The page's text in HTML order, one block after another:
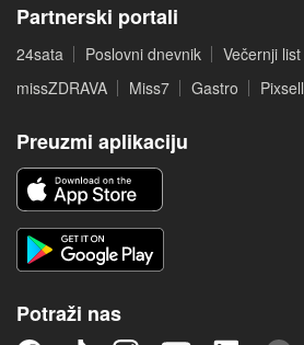
Partnerski portali
24sata Poslovni dnevnik Večernji list
missZDRAVA
Miss7 Gastro Pixsell
Preuzmi aplikaciju
Potraži nas